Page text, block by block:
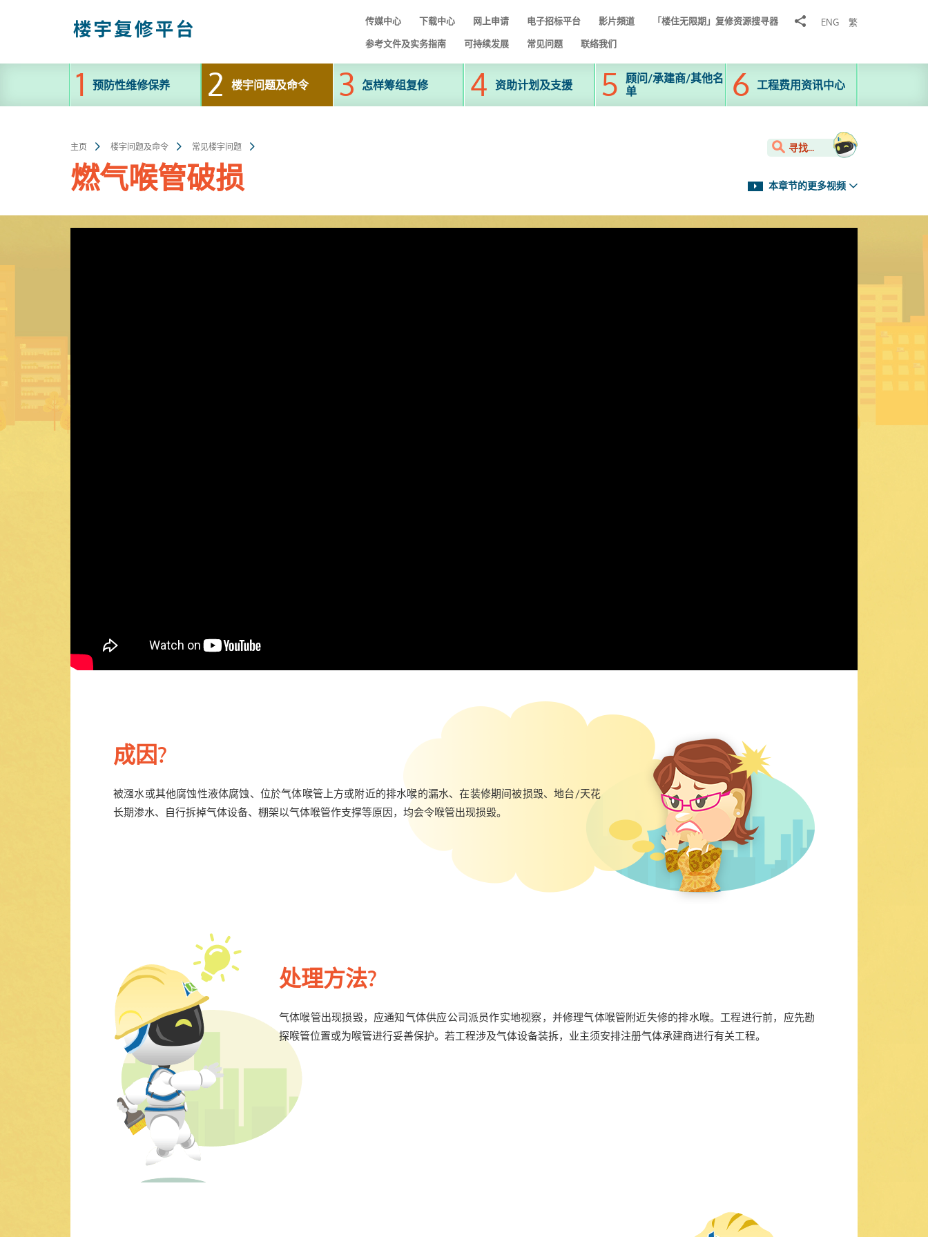
容
传媒中心 下载中心 网上申请 电子招标平台 影片頻道 「楼住无限期」复修资源搜寻器
分
ENG 繁
参考文件及实务指南 可持续发展 常见问题 联络我们
预防性维修保养 楼宇问题及命令 怎样筹组复修 资助计划及支援
顾问/承建商/其他名
单
工程费用资讯中心
主页 楼宇问题及命令 常见楼宇问题
燃气喉管破损
寻找...
本章节的更多视频
成因?
被漒水或其他腐蚀性液体腐蚀、位於气体喉管上方或附近的排水喉的漏水、在装修期间被损毁、地台/天花
长期渗水、自行拆掉气体设备、棚架以气体喉管作支撑等原因，均会令喉管出现损毁。
处理方法?
气体喉管出现损毁，应通知气体供应公司派员作实地视察，并修理气体喉管附近失修的排水喉。工程进行前，应先勘
探喉管位置或为喉管进行妥善保护。若工程涉及气体设备装拆，业主须安排注册气体承建商进行有关工程。